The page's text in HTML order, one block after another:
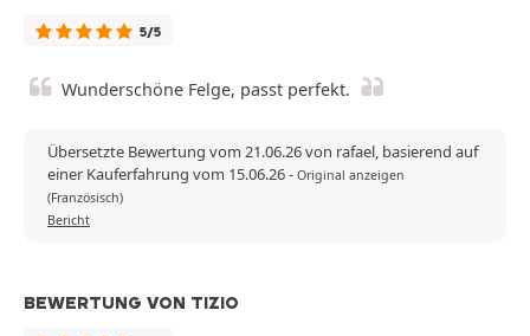
5/5
Wunderschöne Felge, passt perfekt.
Übersetzte Bewertung vom 21.06.26 von rafael, basierend auf
einer Kauferfahrung vom 15.06.26- Original anzeigen
(Französisch)
Bericht
BEWERTUNG VON TIZIO